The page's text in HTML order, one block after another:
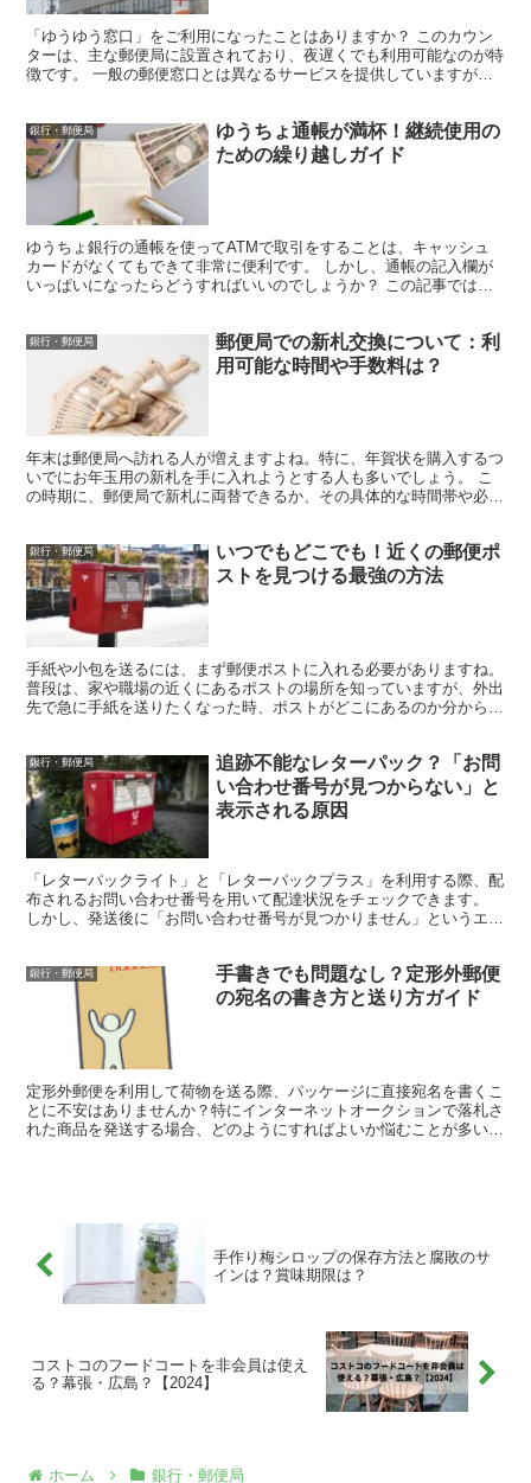
「ゆうゆう窓口」をご利用になったことはありますか？ このカウン
ターは、主な郵便局に設置されており、夜遅くでも利用可能なのが特
徴です。 一般の郵便窓口とは異なるサービスを提供していますが、
銀行・郵便局
ゆうちょ通帳が満杯！継続使用の
ための繰り越しガイド
ゆうちょ銀行の通帳を使ってATMで取引をすることは、キャッシュ
カードがなくてもできて非常に便利です。 しかし、通帳の記入欄が
いっぱいになったらどうすればいいのでしょうか？ この記事では、
銀行・郵便局
郵便局での新札交換について：利
用可能な時間や手数料は？
年末は郵便局へ訪れる人が増えますよね。特に、年賀状を購入するつ
いでにお年玉用の新札を手に入れようとする人も多いでしょう。 こ
の時期に、郵便局で新札に両替できるか、その具体的な時間帯や必要
銀行・郵便局
いつでもどこでも！近くの郵便ポ
ストを見つける最強の方法
手紙や小包を送るには、まず郵便ポストに入れる必要がありますね。
普段は、家や職場の近くにあるポストの場所を知っていますが、外出
先で急に手紙を送りたくなった時、ポストがどこにあるのか分からな
銀行・郵便局
追跡不能なレターパック？「お問
い合わせ番号が見つからない」と
表示される原因
「レターパックライト」と「レターパックプラス」を利用する際、配
布されるお問い合わせ番号を用いて配達状況をチェックできます。
しかし、発送後に「お問い合わせ番号が見つかりません」というエラ
銀行・郵便局
手書きでも問題なし？定形外郵便
の宛名の書き方と送り方ガイド
定形外郵便を利用して荷物を送る際、パッケージに直接宛名を書くこ
とに不安はありませんか？特にインターネットオークションで落札さ
れた商品を発送する場合、どのようにすればよいか悩むことが多いで
手作り梅シロップの保存方法と腐敗のサ
インは？賞味期限は？
コストコのフードコートを非会員は使え
る？幕張・広島？【2024】
ホーム 銀行・郵便局